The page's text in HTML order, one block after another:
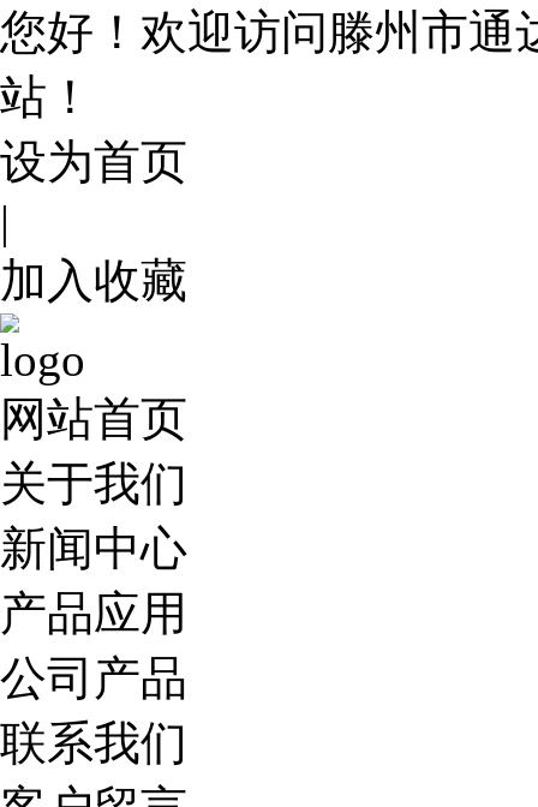
您好！欢迎访问滕州市通
站！
设为首页
|
加入收藏
网站首页
关于我们
新闻中心
产品应用
公司产品
联系我们